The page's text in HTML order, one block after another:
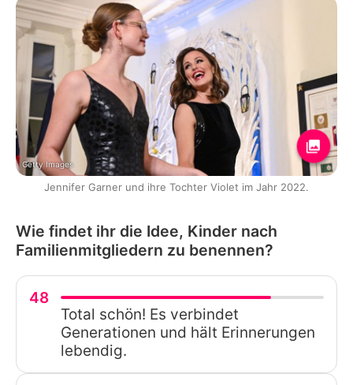
Getty Images
Jennifer Garner und ihre Tochter Violet im Jahr 2022.
Wie findet ihr die Idee, Kinder nach
Familienmitgliedern zu benennen?
48
Total schön! Es verbindet
Generationen und hält Erinnerungen
lebendig.